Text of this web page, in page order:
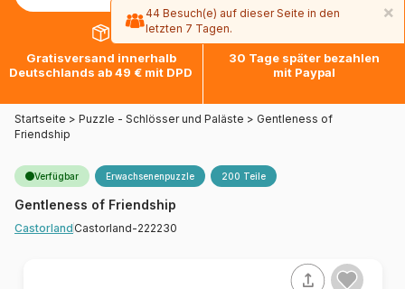
Gratisversand innerhalb
Deutschlands ab 49 € mit DPD
30 Tage später bezahlen
mit Paypal
Startseite > Puzzle - Schlösser und Paläste > Gentleness of
Friendship
Verfügbar Erwachsenenpuzzle 200 Teile
Gentleness of Friendship
Castorland Castorland-222230
×
44 Besuch(e) auf dieser Seite in den
letzten 7 Tagen.